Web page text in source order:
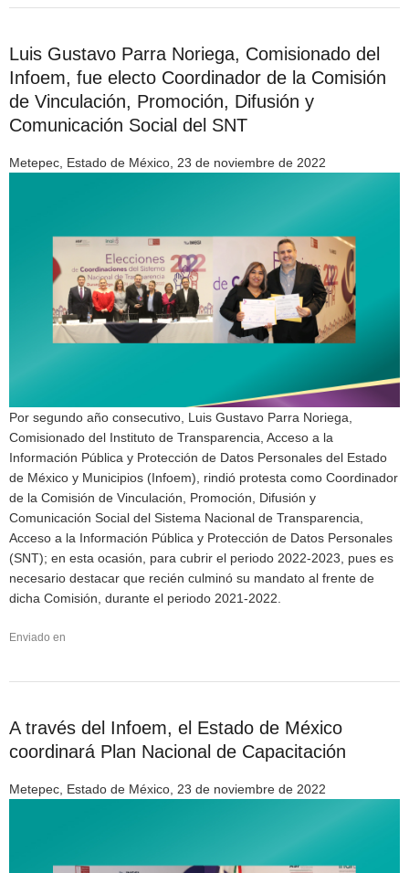
Luis Gustavo Parra Noriega, Comisionado del
Infoem, fue electo Coordinador de la Comisión
de Vinculación, Promoción, Difusión y
Comunicación Social del SNT
Metepec, Estado de México, 23 de noviembre de 2022
Por segundo año consecutivo, Luis Gustavo Parra Noriega,
Comisionado del Instituto de Transparencia, Acceso a la
Información Pública y Protección de Datos Personales del Estado
de México y Municipios (Infoem), rindió protesta como Coordinador
de la Comisión de Vinculación, Promoción, Difusión y
Comunicación Social del Sistema Nacional de Transparencia,
Acceso a la Información Pública y Protección de Datos Personales
(SNT); en esta ocasión, para cubrir el periodo 2022-2023, pues es
necesario destacar que recién culminó su mandato al frente de
dicha Comisión, durante el periodo 2021-2022.
Enviado en
A través del Infoem, el Estado de México
coordinará Plan Nacional de Capacitación
Metepec, Estado de México, 23 de noviembre de 2022